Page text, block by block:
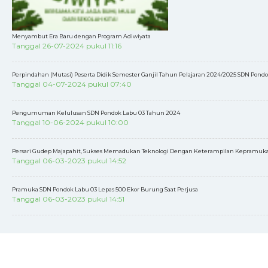
Menyambut Era Baru dengan Program Adiwiyata
Tanggal 26-07-2024 pukul 11:16
Perpindahan (Mutasi) Peserta Didik Semester Ganjil Tahun Pelajaran 2024/2025 SDN
Tanggal 04-07-2024 pukul 07:40
Pengumuman Kelulusan SDN Pondok Labu 03 Tahun 2024
Tanggal 10-06-2024 pukul 10:00
Persari Gudep Majapahit, Sukses Memadukan Teknologi Dengan Keterampilan
Tanggal 06-03-2023 pukul 14:52
Pramuka SDN Pondok Labu 03 Lepas 500 Ekor Burung Saat Perjusa
Tanggal 06-03-2023 pukul 14:51